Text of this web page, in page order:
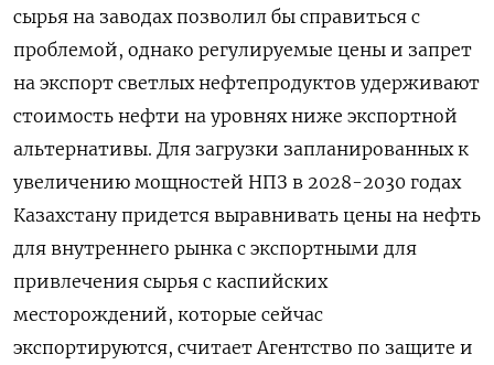
сырья на заводах позволил бы справиться с
проблемой, однако регулируемые цены и запрет
на экспорт светлых нефтепродуктов удерживают
стоимость нефти на уровнях ниже экспортной
альтернативы. Для загрузки запланированных к
увеличению мощностей НПЗ в 2028-2030 годах
Казахстану придется выравнивать цены на нефть
для внутреннего рынка с экспортными для
привлечения сырья с каспийских
месторождений, которые сейчас
экспортируются, считает Агентство по защите и